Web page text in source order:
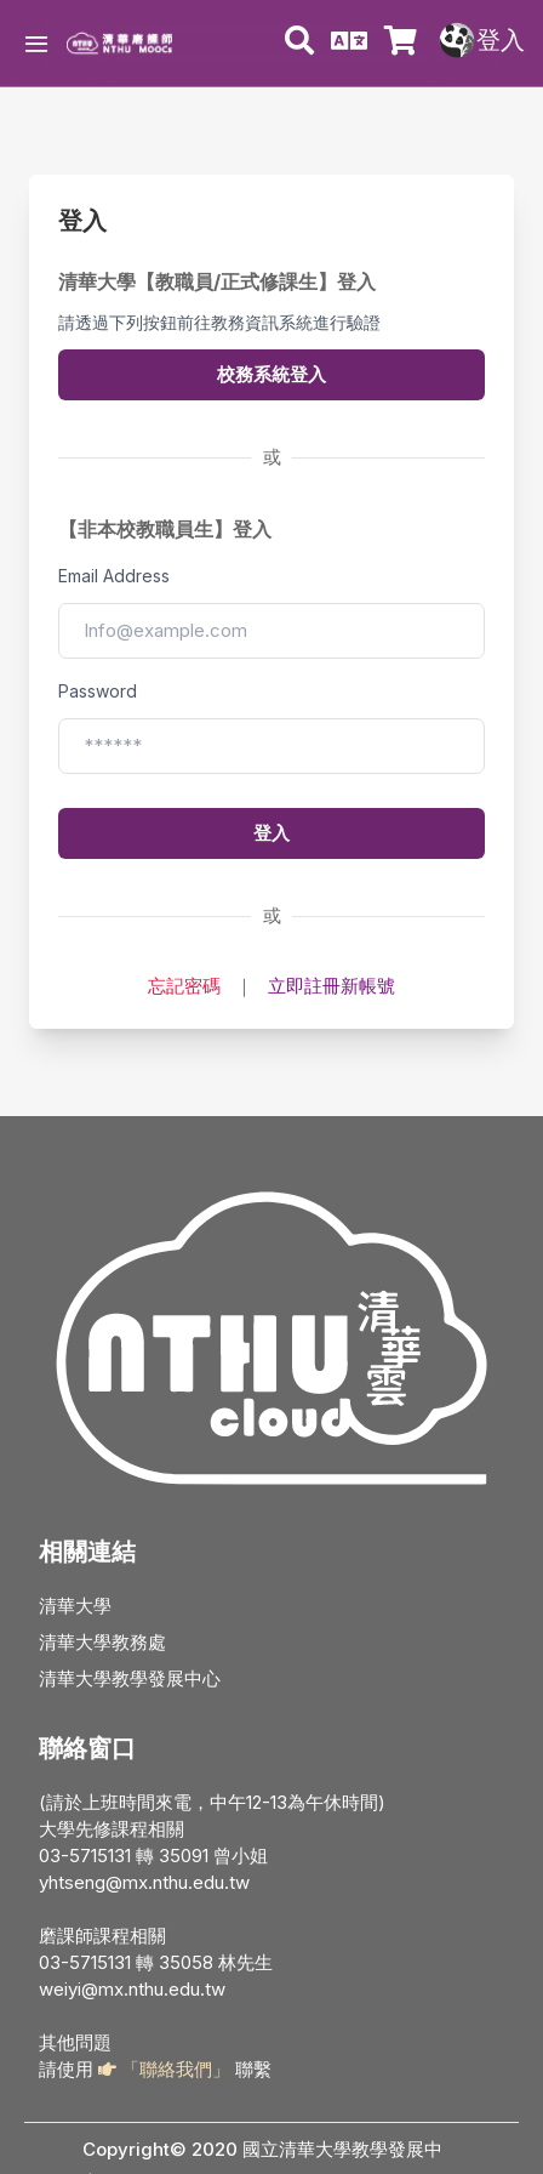
登入
登入
清華大學【教職員/正式修課生】登入
請透過下列按鈕前往教務資訊系統進行驗證
校務系統登入
或
【非本校教職員生】登入
Email Address
Password
登入
或
忘記密碼 ｜ 立即註冊新帳號
相關連結
清華大學
清華大學教務處
清華大學教學發展中心
聯絡窗口
(請於上班時間來電，中午12-13為午休時間)
大學先修課程相關
03-5715131 轉 35091 曾小姐
yhtseng@mx.nthu.edu.tw
磨課師課程相關
03-5715131 轉 35058 林先生
weiyi@mx.nthu.edu.tw
其他問題
請使用
「聯絡我們」 聯繫
Copyright© 2020 國立清華大學教學發展中